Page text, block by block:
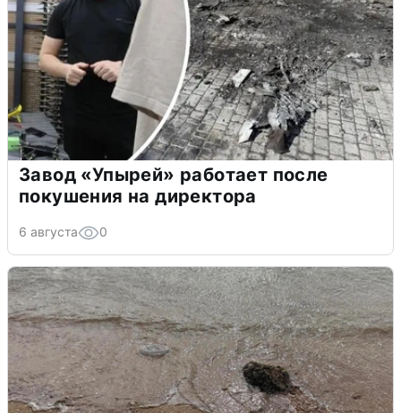
Завод «Упырей» работает после
покушения на директора
6 августа 0